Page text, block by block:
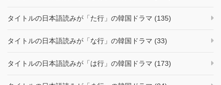
タイトルの日本語読みが「た行」の韓国ドラマ (135)
タイトルの日本語読みが「な行」の韓国ドラマ (33)
タイトルの日本語読みが「は行」の韓国ドラマ (173)